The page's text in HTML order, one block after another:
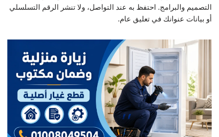
التصميم والبرامج. احتفظ به عند التواصل، ولا تنشر الرقم التسلسلي
أو بيانات عنوانك في تعليق عام.